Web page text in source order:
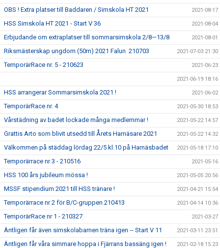
OBS ! Extra platser till Baddaren / Simskola HT 2021 2021-08-17
HSS Simskola HT 2021 - Start V 36 2021-08-04
Erbjudande om extraplatser till sommarsimskola 2/8—13/8 2021-08-01
Riksmästerskap ungdom (50m) 2021 Falun 210703 2021-07-03 21:30
TemporärRace nr. 5 - 210623 2021-06-23
2021-06-19 18:16
HSS arrangerar Sommarsimskola 2021 ! 2021-06-02
TemporärRace nr. 4 2021-05-30 18:53
Vårstädning av badet lockade många medlemmar ! 2021-05-22 14:57
Grattis Arto som blivit utsedd till Årets Harnäsare 2021 2021-05-22 14:32
Välkommen på städdag lördag 22/5 kl.10 på Harnäsbadet 2021-05-18 17:10
Temporärrace nr 3 - 210516 2021-05-16
HSS 100 års jubileum mössa ! 2021-05-05 20:56
MSSF stipendium 2021 till HSS tränare ! 2021-04-21 15:54
Temporärrace nr 2 för B/C-gruppen 210413 2021-04-14 10:36
TemporärRace nr 1 - 210327 2021-03-27
Äntligen får även simskolabarnen träna igen -- Start V 11 2021-03-11 23:51
Äntligen får våra simmare hoppa i Fjärrans bassäng igen ! 2021-02-18 15:23